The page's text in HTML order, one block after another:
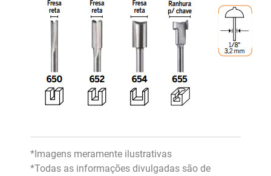
*Imagens meramente ilustrativas
*Todas as informações divulgadas são de